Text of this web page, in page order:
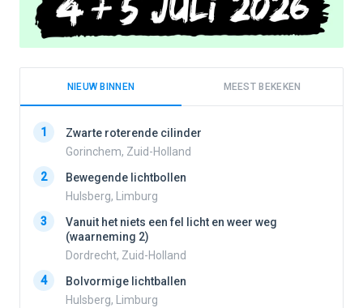
NIEUW BINNEN MEEST BEKEKEN
1
Zwarte roterende cilinder
Gorinchem, Zuid-Holland
2
Bewegende lichtbollen
Hulsberg, Limburg
3
Vanuit het niets een fel licht en weer weg
(waarneming 2)
Dordrecht, Zuid-Holland
4
Bolvormige lichtballen
Hulsberg, Limburg